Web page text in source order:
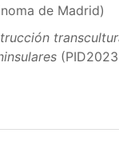
de Madrid)